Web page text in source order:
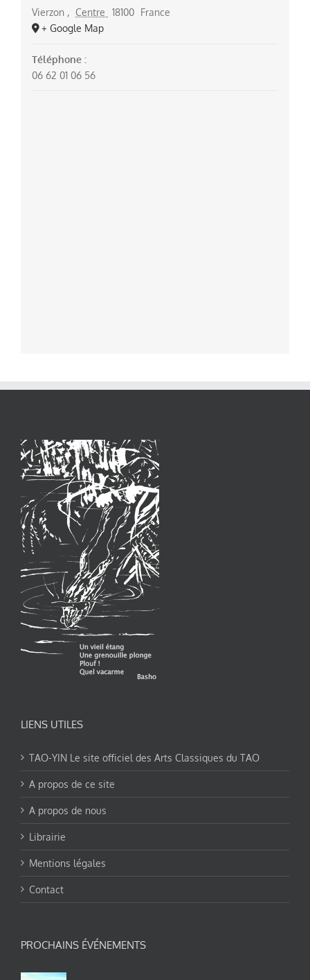
Vierzon , Centre 18100
France
+ Google Map
Téléphone :
06 62 01 06 56
LIENS UTILES
TAO-YIN Le site officiel des Arts Classiques du TAO
A propos de ce site
A propos de nous
Librairie
Mentions légales
Contact
PROCHAINS ÉVÉNEMENTS